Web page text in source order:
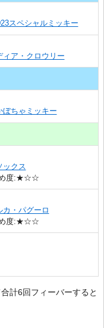
スペシャルミッキー
ア・クロウリー
ちゃミッキー
ックス
め度:★☆☆
・パグーロ
め度:★☆☆
計6回フィーバーすると